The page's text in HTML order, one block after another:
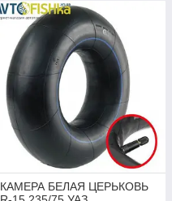
КАМЕРА БЕЛАЯ ЦЕРЬКОВЬ